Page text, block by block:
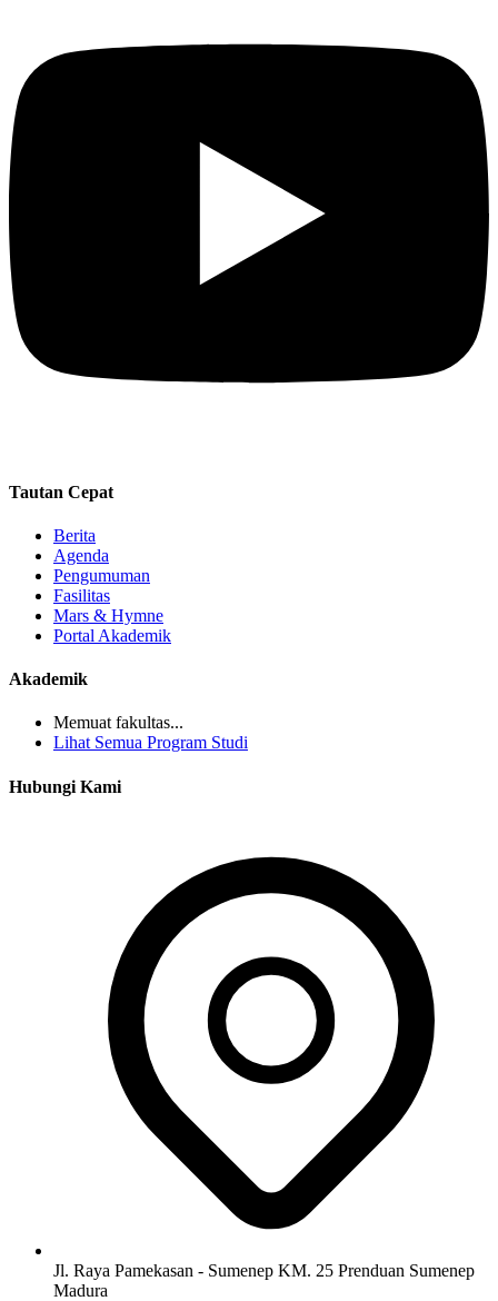
Tautan Cepat
Berita
Agenda
Pengumuman
Fasilitas
Mars & Hymne
Portal Akademik
Akademik
Memuat fakultas...
Lihat Semua Program Studi
Hubungi Kami
Jl. Raya Pamekasan - Sumenep KM. 25 Prenduan Sumenep
Madura